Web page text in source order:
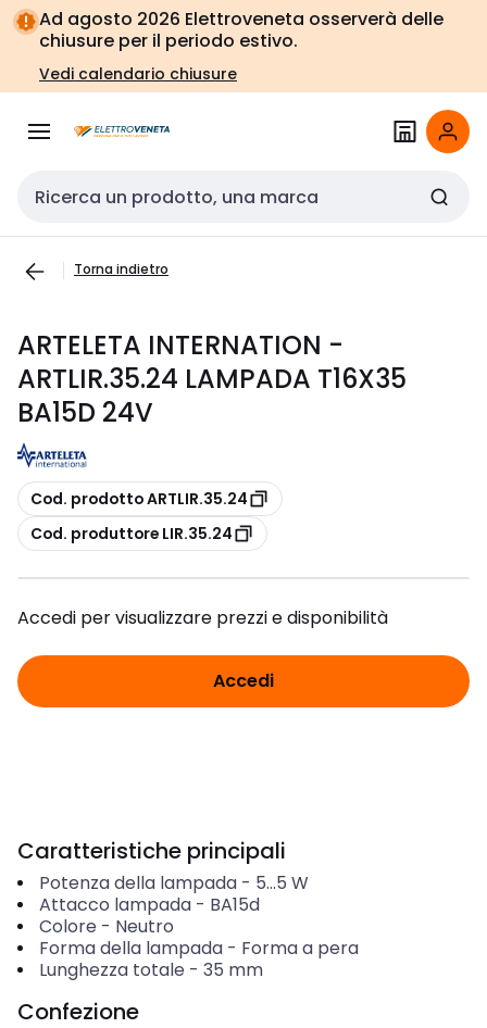
Vai alla
navigazione
Vai
alla
pagina
Ad agosto 2026 Elettroveneta osserverà delle
chiusure per il periodo estivo.
Vedi calendario chiusure
Cerca input
Torna indietro
ARTELETA INTERNATION -
ARTLIR.35.24 LAMPADA T16X35
BA15D 24V
copia
Cod. prodotto ARTLIR.35.24
copia
Cod. produttore LIR.35.24
Accedi per visualizzare prezzi e disponibilità
Accedi
Caratteristiche principali
Potenza della lampada- 5...5 W
Attacco lampada- BA15d
Colore - Neutro
Forma della lampada- Forma a pera
Lunghezza totale - 35 mm
Confezione